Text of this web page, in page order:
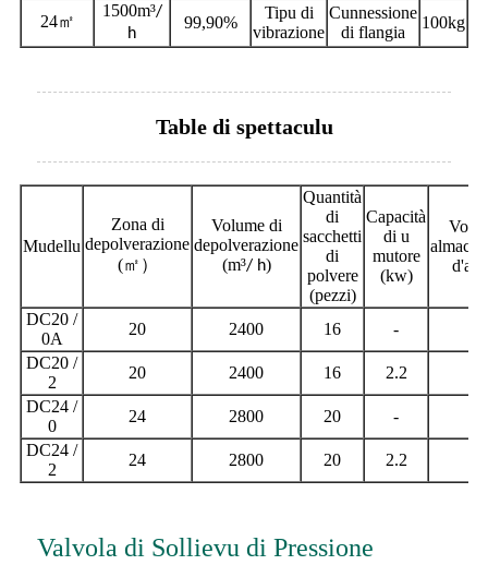
24㎡
1500m³/
h
99,90%
Tipu di
vibrazione
Cunnessione
di flangia
100kg
Table di spettaculu
Mudellu
Zona di
depolverazione
(㎡）
Volume di
depolverazione
(m³/ h)
Quantità
di
sacchetti
di
polvere
(pezzi)
Capacità
di u
mutore
(kw)
DC20 /
0A
20 2400 16 -
DC20 /
2
20 2400 16 2.2
DC24 /
0
24 2800 20 -
DC24 /
2
24 2800 20 2.2
Valvola di Sollievu di Pressione